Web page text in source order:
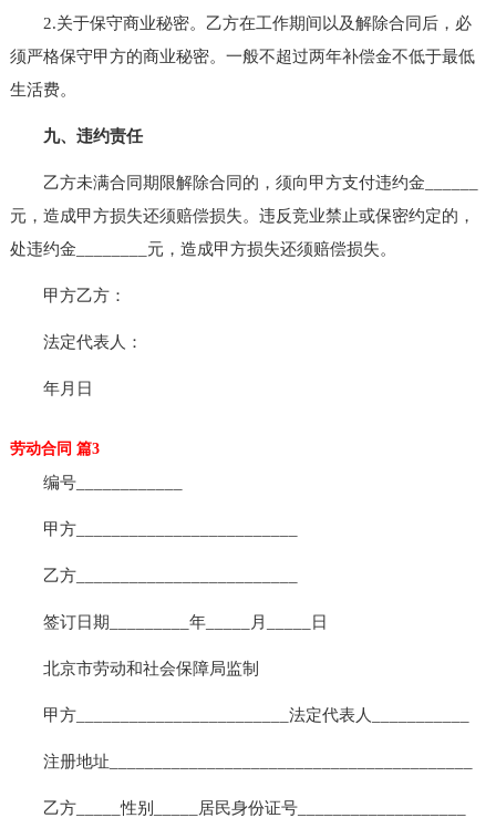
2.关于保守商业秘密。乙方在工作期间以及解除合同后，必
须严格保守甲方的商业秘密。一般不超过两年补偿金不低于最低
生活费。
九、违约责任
乙方未满合同期限解除合同的，须向甲方支付违约金______
元，造成甲方损失还须赔偿损失。违反竞业禁止或保密约定的，
处违约金________元，造成甲方损失还须赔偿损失。
甲方乙方：
法定代表人：
年月日
劳动合同 篇3
编号____________
甲方_________________________
乙方_________________________
签订日期_________年_____月_____日
北京市劳动和社会保障局监制
甲方________________________法定代表人___________
注册地址_________________________________________
乙方_____性别_____居民身份证号___________________